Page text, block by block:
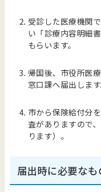
受診した医療機関
い「診療内容明細
もらいます。
帰国後、市役所医
窓口課へ届出します
市から保険給付分
査がありますので
ります）。
届出時に必要なも